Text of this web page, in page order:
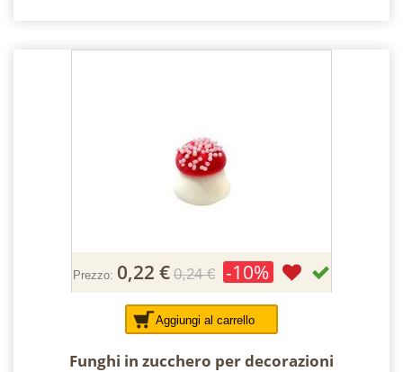
Prezzo: 0,22 € 0,24 € -10%
Aggiungi al carrello
Funghi in zucchero per decorazioni